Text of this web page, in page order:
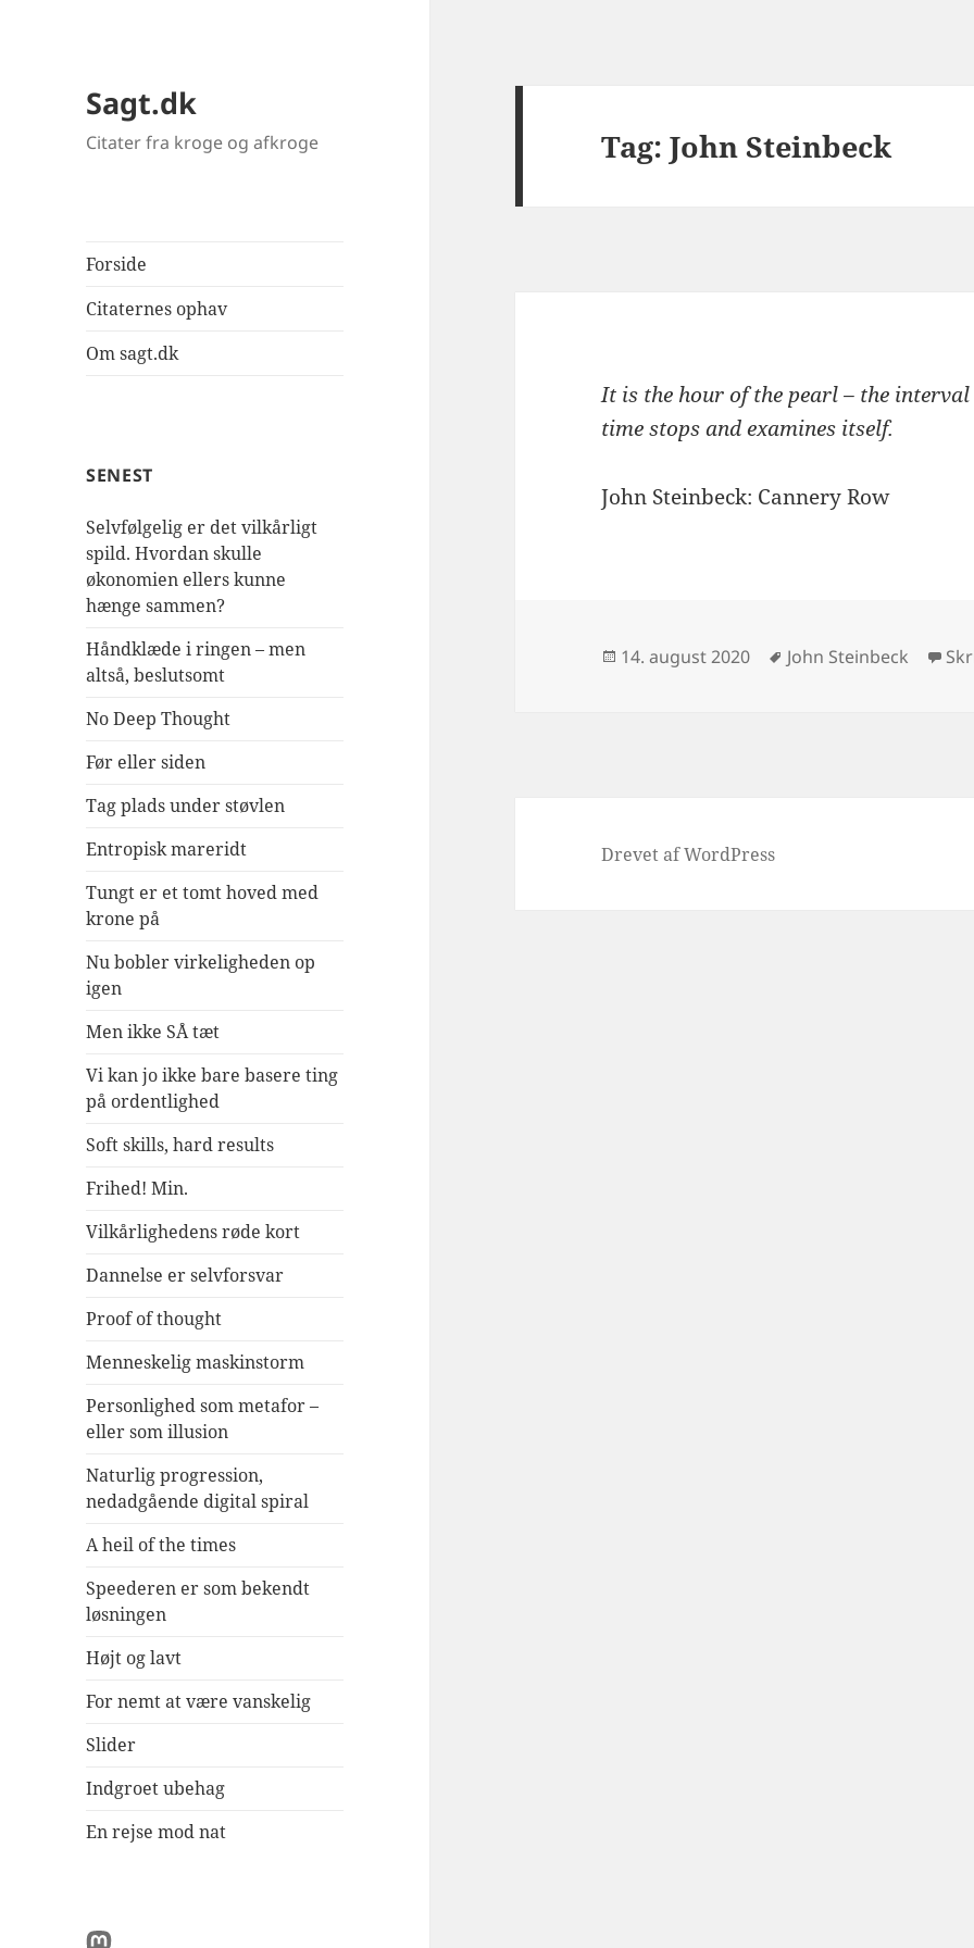
Sagt.dk
Citater fra kroge og afkroge
Forside
Citaternes ophav
Om sagt.dk
SENEST
Selvfølgelig er det vilkårligt
spild. Hvordan skulle
økonomien ellers kunne
hænge sammen?
Håndklæde i ringen – men
altså, beslutsomt
No Deep Thought
Før eller siden
Tag plads under støvlen
Entropisk mareridt
Tungt er et tomt hoved med
krone på
Nu bobler virkeligheden op
igen
Men ikke SÅ tæt
Vi kan jo ikke bare basere ting
på ordentlighed
Soft skills, hard results
Frihed! Min.
Vilkårlighedens røde kort
Dannelse er selvforsvar
Proof of thought
Menneskelig maskinstorm
Personlighed som metafor –
eller som illusion
Naturlig progression,
nedadgående digital spiral
A heil of the times
Speederen er som bekendt
løsningen
Højt og lavt
For nemt at være vanskelig
Slider
Indgroet ubehag
En rejse mod nat
Tag:John Steinbeck
It is the hour of the pearl – the
time stops and examines itself.
John Steinbeck: Cannery Row
Udgivet
14. august 2020 Tags
John Steinbeck
Drevet af WordPress